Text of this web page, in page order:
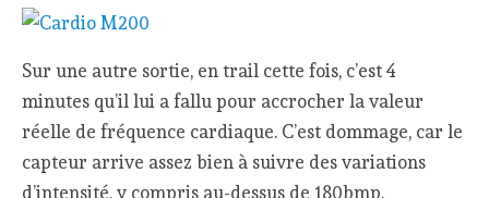
Sur une autre sortie, en trail cette fois, c’est 4
minutes qu’il lui a fallu pour accrocher la valeur
réelle de fréquence cardiaque. C’est dommage, car le
capteur arrive assez bien à suivre des variations
d’intensité, y compris au-dessus de 180bmp.